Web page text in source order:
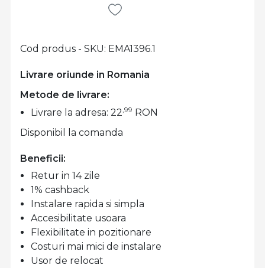
Livrare oriunde in Romania
Cod produs - SKU EMA1396.1
Metode de livrare:
Livrare la adresa: 22,99 RON
Disponibil la comanda
Beneficii:
Retur in 14 zile
1% cashback
Instalare rapida si simpla
Accesibilitate usoara
Flexibilitate in pozitionare
Costuri mai mici de instalare
Usor de relocat